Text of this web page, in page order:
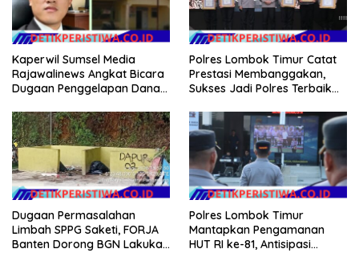
Kaperwil Sumsel Media
Rajawalinews Angkat Bicara
Dugaan Penggelapan Dana
Argomulyo Belitang Jaya
Hilang 3 Bulan Bawa
Anggaran Pembangunan
Polres Lombok Timur Catat
Prestasi Membanggakan,
Sukses Jadi Polres Terbaik
NTB
Dugaan Permasalahan
Limbah SPPG Saketi, FORJA
Banten Dorong BGN Lakukan
Polres Lombok Timur
Mantapkan Pengamanan
HUT RI ke-81, Antisipasi